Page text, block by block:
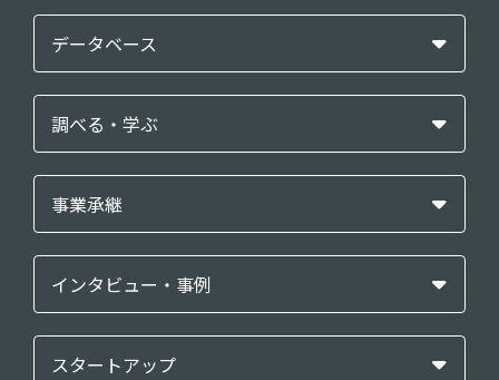
データベース
調べる・学ぶ
事業承継
インタビュー・事例
スタートアップ